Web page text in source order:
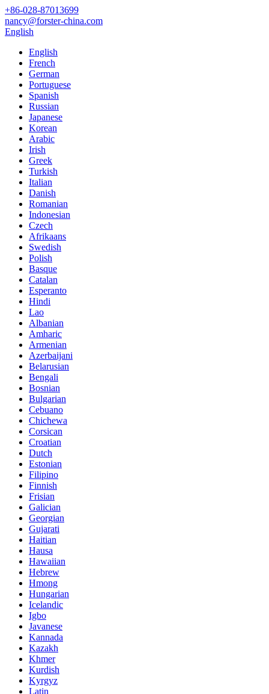
+86-028-87013699
nancy@forster-china.com
English
English
French
German
Portuguese
Spanish
Russian
Japanese
Korean
Arabic
Irish
Greek
Turkish
Italian
Danish
Romanian
Indonesian
Czech
Afrikaans
Swedish
Polish
Basque
Catalan
Esperanto
Hindi
Lao
Albanian
Amharic
Armenian
Azerbaijani
Belarusian
Bengali
Bosnian
Bulgarian
Cebuano
Chichewa
Corsican
Croatian
Dutch
Estonian
Filipino
Finnish
Frisian
Galician
Georgian
Gujarati
Haitian
Hausa
Hawaiian
Hebrew
Hmong
Hungarian
Icelandic
Igbo
Javanese
Kannada
Kazakh
Khmer
Kurdish
Kyrgyz
Latin